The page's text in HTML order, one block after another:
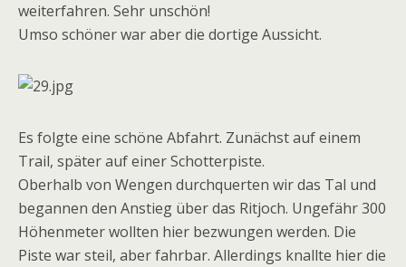
weiterfahren. Sehr unschön!
Umso schöner war aber die dortige Aussicht.
Es folgte eine schöne Abfahrt. Zunächst auf einem
Trail, später auf einer Schotterpiste.
Oberhalb von Wengen durchquerten wir das Tal und
begannen den Anstieg über das Ritjoch. Ungefähr 300
Höhenmeter wollten hier bezwungen werden. Die
Piste war steil, aber fahrbar. Allerdings knallte hier die